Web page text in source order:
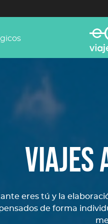
VIAJES
eres tú y la
de forma